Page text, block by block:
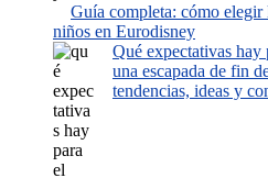
Guía completa: cómo elegir
niños en Eurodisney
Qué expectativas
una escapada de fin
tendencias, ideas y